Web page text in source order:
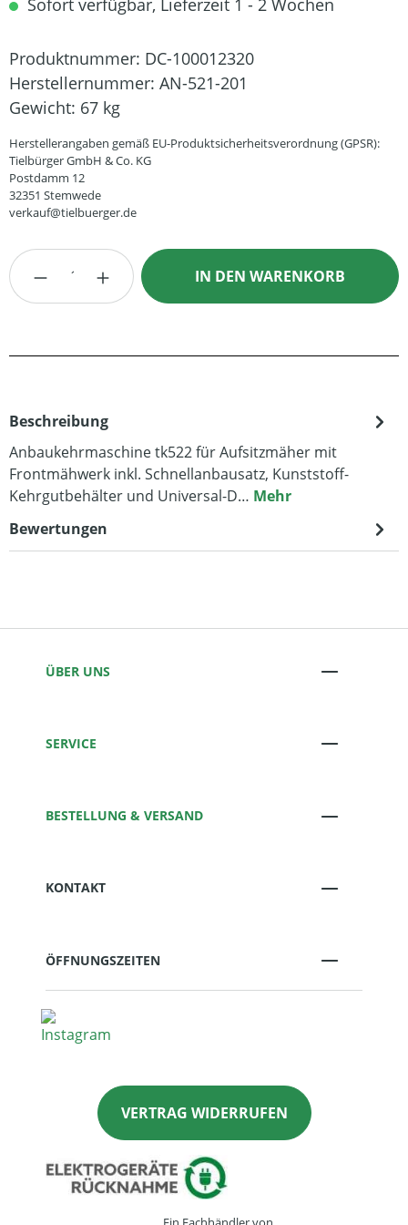
Sofort verfügbar, Lieferzeit 1 - 2 Wochen
Produktnummer: DC-100012320
Herstellernummer: AN-521-201
Gewicht: 67 kg
Herstellerangaben gemäß EU-Produktsicherheitsverordnung (GPSR):
Tielbürger GmbH & Co. KG
Postdamm 12
32351 Stemwede
verkauf@tielbuerger.de
Produkt Anzahl: Gib den gewünschten
IN DEN WARENKORB
Beschreibung
Anbaukehrmaschine tk522 für Aufsitzmäher mit
Frontmähwerk inkl. Schnellanbausatz, Kunststoff-
Kehrgutbehälter und Universal-D… Mehr
Bewertungen
ÜBER UNS
SERVICE
BESTELLUNG & VERSAND
KONTAKT
ÖFFNUNGSZEITEN
VERTRAG WIDERRUFEN